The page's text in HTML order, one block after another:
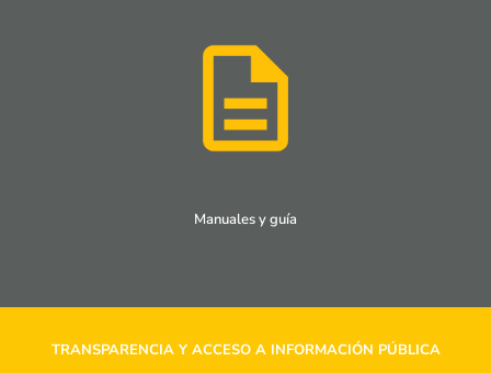
Manuales y guía
TRANSPARENCIA Y ACCESO A INFORMACIÓN PÚBLICA